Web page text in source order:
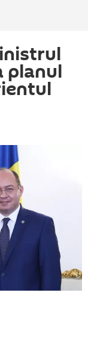
planul